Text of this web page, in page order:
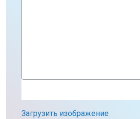
Загрузить изображение